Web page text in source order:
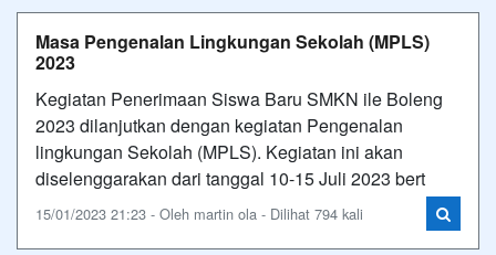
Masa Pengenalan Lingkungan Sekolah (MPLS)
2023
Kegiatan Penerimaan Siswa Baru SMKN ile Boleng
2023 dilanjutkan dengan kegiatan Pengenalan
lingkungan Sekolah (MPLS). Kegiatan ini akan
diselenggarakan dari tanggal 10-15 Juli 2023 bert
15/01/2023 21:23 - Oleh martin ola - Dilihat 794 kali